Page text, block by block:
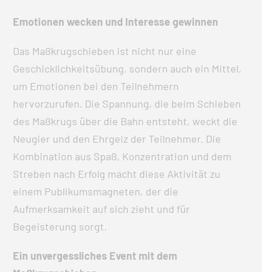
Emotionen wecken und Interesse gewinnen
Das Maßkrugschieben ist nicht nur eine
Geschicklichkeitsübung, sondern auch ein Mittel,
um Emotionen bei den Teilnehmern
hervorzurufen. Die Spannung, die beim Schieben
des Maßkrugs über die Bahn entsteht, weckt die
Neugier und den Ehrgeiz der Teilnehmer. Die
Kombination aus Spaß, Konzentration und dem
Streben nach Erfolg macht diese Aktivität zu
einem Publikumsmagneten, der die
Aufmerksamkeit auf sich zieht und für
Begeisterung sorgt.
Ein unvergessliches Event mit dem